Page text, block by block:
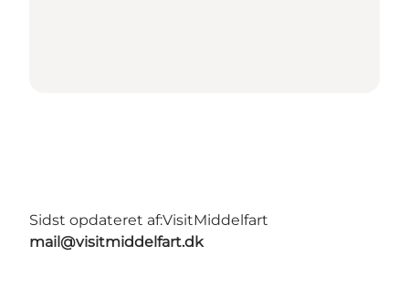
Sidst opdateret af:VisitMiddelfart
mail@visitmiddelfart.dk